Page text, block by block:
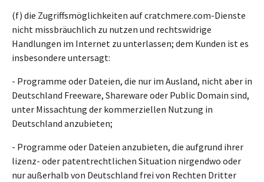
(f) die Zugriffsmöglichkeiten auf cratchmere.com-Dienste
nicht missbräuchlich zu nutzen und rechtswidrige
Handlungen im Internet zu unterlassen; dem Kunden ist es
insbesondere untersagt:
- Programme oder Dateien, die nur im Ausland, nicht aber in
Deutschland Freeware, Shareware oder Public Domain sind,
unter Missachtung der kommerziellen Nutzung in
Deutschland anzubieten;
- Programme oder Dateien anzubieten, die aufgrund ihrer
lizenz- oder patentrechtlichen Situation nirgendwo oder
nur außerhalb von Deutschland frei von Rechten Dritter